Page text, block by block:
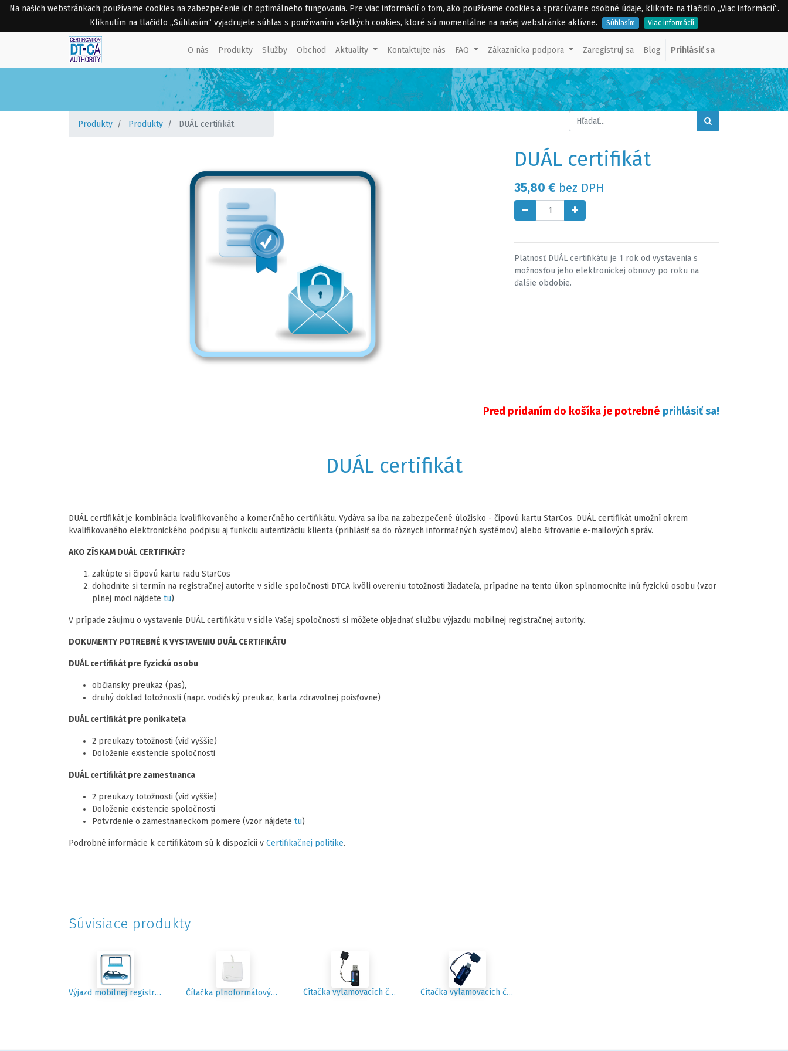
Na našich webstránkach používame cookies na zabezpečenie ich optimálneho fungovania. Pre viac informácií o tom, ako používame cookies a spracúvame osobné údaje, kliknite na tlačidlo „Viac informácií“.
Kliknutím na tlačidlo „Súhlasím“ vyjadrujete súhlas s používaním všetkých cookies, ktoré sú momentálne na našej webstránke aktívne.
Súhlasím Viac informácií
O nás Produkty Služby Obchod Aktuality Kontaktujte nás FAQ Zákaznícka podpora Zaregistruj sa Blog Prihlásiť sa
Produkty Produkty DUÁL certifikát
DUÁL certifikát
35,80 € bez DPH
Platnosť DUÁL certifikátu je 1 rok od vystavenia s
možnosťou jeho elektronickej obnovy po roku na
ďalšie obdobie.
Pred pridaním do košíka je potrebné prihlásiť sa!
DUÁL certifikát
DUÁL certifikát je kombinácia kvalifikovaného a komerčného certifikátu. Vydáva sa iba na zabezpečené úložisko - čipovú kartu StarCos. DUÁL certifikát umožní okrem
kvalifikovaného elektronického podpisu aj funkciu autentizáciu klienta (prihlásiť sa do rôznych informačných systémov) alebo šifrovanie e-mailových správ.
AKO ZÍSKAM DUÁL CERTIFIKÁT?
zakúpte si čipovú kartu radu StarCos
dohodnite si termín na registračnej autorite v sídle spoločnosti DTCA kvôli overeniu totožnosti žiadateľa, prípadne na tento úkon splnomocnite inú fyzickú osobu (vzor
plnej moci nájdete tu)
V prípade záujmu o vystavenie DUÁL certifikátu v sídle Vašej spoločnosti si môžete objednať službu výjazdu mobilnej registračnej autority.
DOKUMENTY POTREBNÉ K VYSTAVENIU DUÁL CERTIFIKÁTU
DUÁL certifikát pre fyzickú osobu
občiansky preukaz (pas),
druhý doklad totožnosti (napr. vodičský preukaz, karta zdravotnej poisťovne)
DUÁL certifikát pre ponikateľa
2 preukazy totožnosti (viď vyššie)
Doloženie existencie spoločnosti
DUÁL certifikát pre zamestnanca
2 preukazy totožnosti (viď vyššie)
Doloženie existencie spoločnosti
Potvrdenie o zamestnaneckom pomere (vzor nájdete tu)
Podrobné informácie k certifikátom sú k dispozícii v Certifikačnej politike.
Súvisiace produkty
Výjazd mobilnej registračnej autority Čítačka plnoformátových kariet Starcos 3.7 Čítačka vylamovacích čipových kariet ACR40T-A6 Čítačka vylamovacích čipových kariet ACR40T-A7 (USB-C Token)